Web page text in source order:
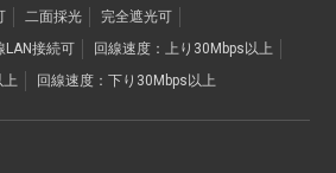
二面採光
完全遮光可
LAN接続可
回線速度：上り30Mbps以上
上
回線速度：下り30Mbps以上